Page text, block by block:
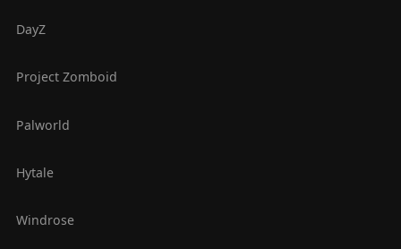
DayZ
Project Zomboid
Palworld
Hytale
Windrose